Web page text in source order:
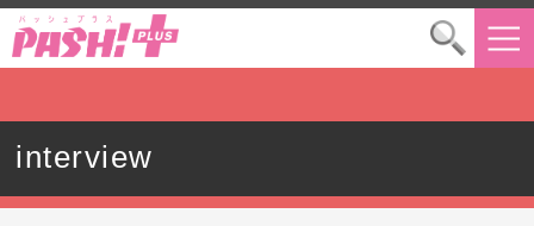
interview